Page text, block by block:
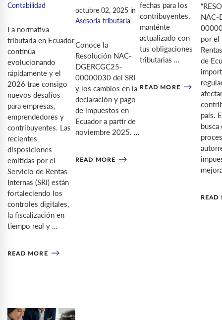
Contabilidad
La normativa
tributaria en Ecuador
continúa
evolucionando
rápidamente y el
2026 trae consigo
nuevos desafíos
para empresas,
emprendedores y
contribuyentes. Las
recientes
disposiciones
emitidas por el
Servicio de Rentas
Internas (SRI) están
fortaleciendo los
controles digitales,
la fiscalización en
tiempo real y …
READ MORE
octubre 02, 2025in
Asesoria tributaria
Conoce la
Resolución NAC-
DGERCGC25-
00000030 del SRI
y los cambios en la
declaración y pago
de impuestos en
Ecuador a partir de
noviembre 2025. …
READ MORE
fechas para los
contribuyentes,
manténte
actualizado con
tus obligaciones
tributarias …
READ MORE
NAC-
por el
de
país.
READ